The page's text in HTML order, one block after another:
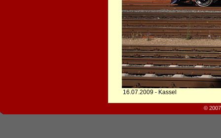
16.07.2009 - Kassel
©